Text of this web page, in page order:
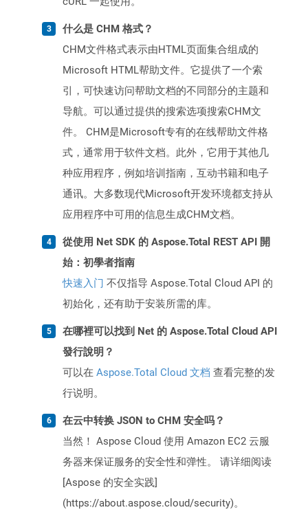
什么是 CHM 格式？
CHM文件格式表示由HTML页面集合组成的
Microsoft HTML帮助文件。它提供了一个索
引，可快速访问帮助文档的不同部分的主题和
导航。可以通过提供的搜索选项搜索CHM文
件。 CHM是Microsoft专有的在线帮助文​​件格
式，通常用于软件文档。此外，它用于其他几
种应用程序，例如培训指南，互动书籍和电子
通讯。大多数现代Microsoft开发环境都支持从
应用程序中可用的信息生成CHM文档。
從使用 Net SDK 的 Aspose.Total REST API 開
始：初學者指南
快速入门 不仅指导 Aspose.Total Cloud API 的
初始化，还有助于安装所需的库。
在哪裡可以找到 Net 的 Aspose.Total Cloud API
發行說明？
可以在 Aspose.Total Cloud 文档 查看完整的发
行说明。
在云中转换 JSON to CHM 安全吗？
当然！ Aspose Cloud 使用 Amazon EC2 云服
务器来保证服务的安全性和弹性。 请详细阅读
[Aspose 的安全实践]
(https://about.aspose.cloud/security)。